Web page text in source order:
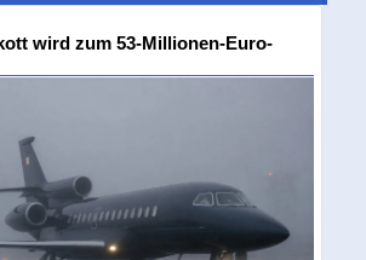
wird zum 53-Millionen-Euro-